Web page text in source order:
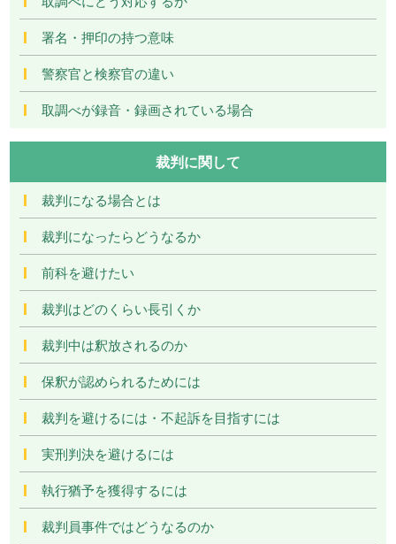
署名・押印の持つ意味
警察官と検察官の違い
取調べが録音・録画されている場合
裁判に関して
裁判になる場合とは
裁判になったらどうなるか
前科を避けたい
裁判はどのくらい長引くか
裁判中は釈放されるのか
保釈が認められるためには
裁判を避けるには・不起訴を目指すには
実刑判決を避けるには
執行猶予を獲得するには
裁判員事件ではどうなるのか